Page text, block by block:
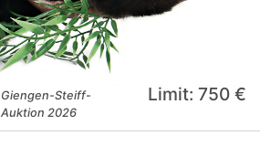
Giengen-Steiff-
Auktion 2026
Limit: 750 €